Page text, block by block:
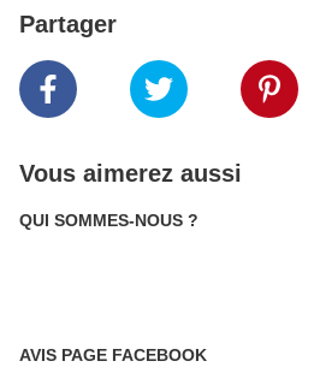
Partager
Vous aimerez aussi
QUI SOMMES-NOUS ?
AVIS PAGE FACEBOOK